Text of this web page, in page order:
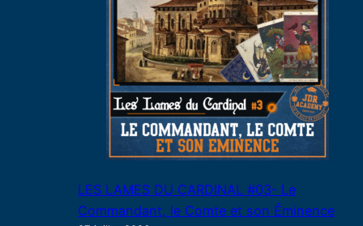
LES LAMES DU CARDINAL #03- Le
Commandant, le Comte et son Éminence